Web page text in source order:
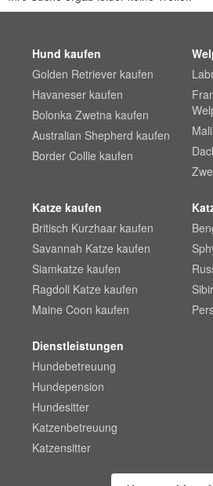
Hund kaufen
Golden Retriever kaufen
Havaneser kaufen
Bolonka Zwetna kaufen
Australian Shepherd kaufen
Border Collie kaufen
Katze kaufen
Britisch Kurzhaar kaufen
Savannah Katze kaufen
Siamkatze kaufen
Ragdoll Katze kaufen
Maine Coon kaufen
Dienstleistungen
Hundebetreuung
Hundepension
Hundesitter
Katzenbetreuung
Katzensitter